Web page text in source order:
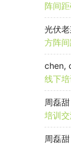
阵间
光伏
方阵
chen,
线下
周磊甜
培训交
周磊甜